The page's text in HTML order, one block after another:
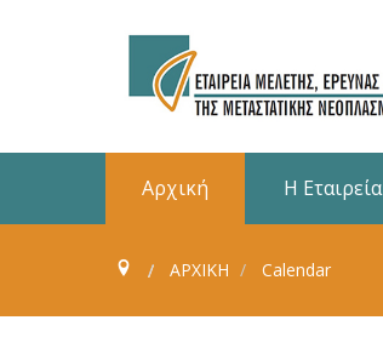
Αρχική Η Εταιρεία
ΑΡΧΙΚΗ Calendar